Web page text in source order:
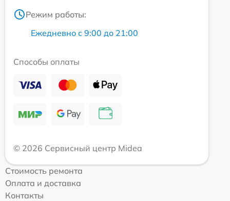
Режим работы:
Ежедневно с 9:00 до 21:00
Способы оплаты
© 2026 Сервисный центр Midea
Стоимость ремонта
Оплата и доставка
Контакты